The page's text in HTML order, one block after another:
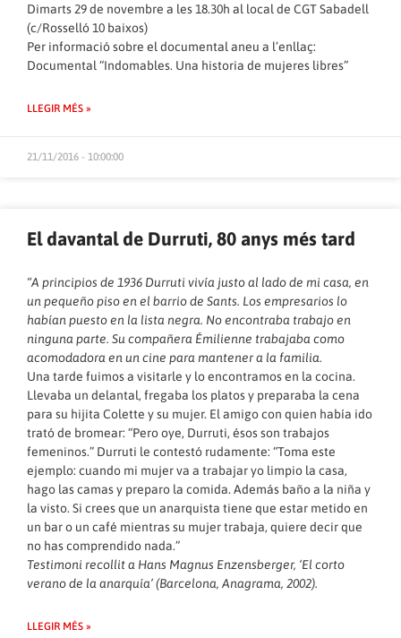
Dimarts 29 de novembre a les 18.30h al local de CGT Sabadell
(c/Rosselló 10 baixos)
Per informació sobre el documental aneu a l’enllaç:
Documental “Indomables. Una historia de mujeres libres”
LLEGIR MÉS »
21/11/2016 - 10:00:00
El davantal de Durruti, 80 anys més tard
“A principios de 1936 Durruti vivía justo al lado de mi casa, en
un pequeño piso en el barrio de Sants. Los empresarios lo
habían puesto en la lista negra. No encontraba trabajo en
ninguna parte. Su compañera Émilienne trabajaba como
acomodadora en un cine para mantener a la familia.
Una tarde fuimos a visitarle y lo encontramos en la cocina.
Llevaba un delantal, fregaba los platos y preparaba la cena
para su hijita Colette y su mujer. El amigo con quien había ido
trató de bromear: “Pero oye, Durruti, ésos son trabajos
femeninos.” Durruti le contestó rudamente: “Toma este
ejemplo: cuando mi mujer va a trabajar yo limpio la casa,
hago las camas y preparo la comida. Además baño a la niña y
la visto. Si crees que un anarquista tiene que estar metido en
un bar o un café mientras su mujer trabaja, quiere decir que
no has comprendido nada.”
Testimoni recollit a Hans Magnus Enzensberger, ‘El corto
verano de la anarquía’ (Barcelona, Anagrama, 2002).
LLEGIR MÉS »